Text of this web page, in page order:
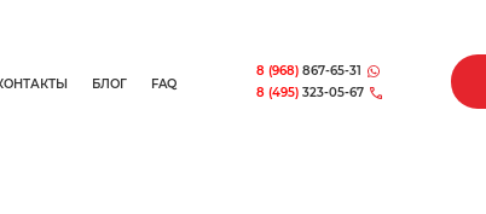
БЛОГ FAQ
8 (968) 867-65-31
8 (495) 323-05-67